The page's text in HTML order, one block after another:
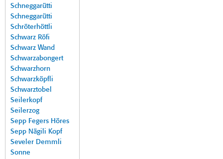
Schneggarütti
Schneggarütti
Schröterhöttli
Schwarz Röfi
Schwarz Wand
Schwarzabongert
Schwarzhorn
Schwarzköpfli
Schwarztobel
Seilerkopf
Seilerzog
Sepp Fegers Höres
Sepp Nägili Kopf
Seveler Demmli
Sonne